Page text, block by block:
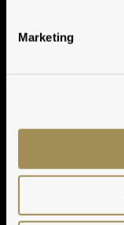
Marketing